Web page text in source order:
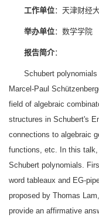
工作单位：天津财经
举办单位：数学学院
报告简介：
Schubert
Marcel-Paul
field of algebraic
structures in Schubert's
connections to algebraic
functions, etc. In this
Schubert polynomials.
word tableaux and EG-
proposed by Thomas
provide an affirmative